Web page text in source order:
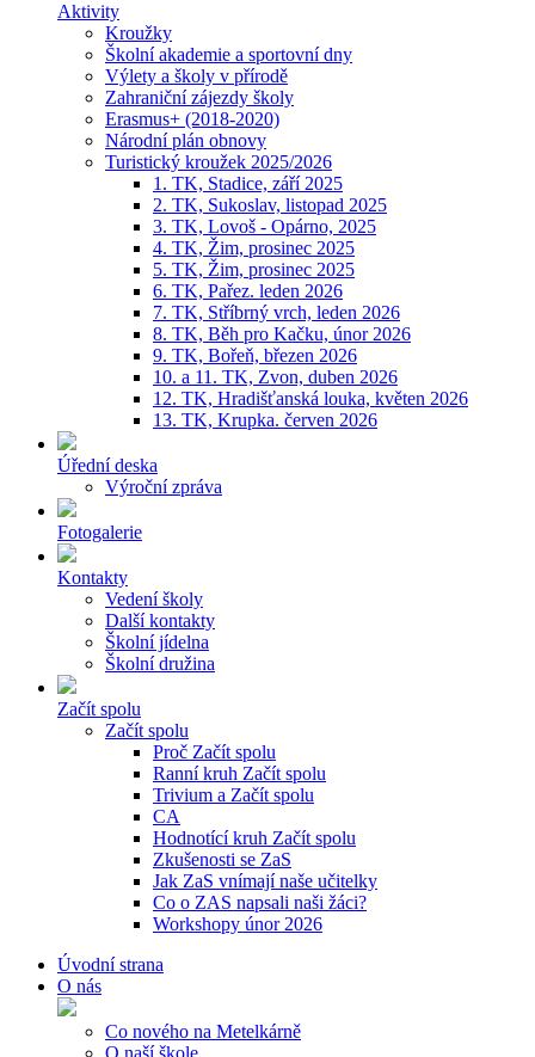
Aktivity
Kroužky
Školní akademie a sportovní dny
Výlety a školy v přírodě
Zahraniční zájezdy školy
Erasmus+ (2018-2020)
Národní plán obnovy
Turistický kroužek 2025/2026
1. TK, Stadice, září 2025
2. TK, Sukoslav, listopad 2025
3. TK, Lovoš - Opárno, 2025
4. TK, Žim, prosinec 2025
5. TK, Žim, prosinec 2025
6. TK, Pařez. leden 2026
7. TK, Stříbrný vrch, leden 2026
8. TK, Běh pro Kačku, únor 2026
9. TK, Bořeň, březen 2026
10. a 11. TK, Zvon, duben 2026
12. TK, Hradišťanská louka, květen 2026
13. TK, Krupka. červen 2026
Úřední deska
Výroční zpráva
Fotogalerie
Kontakty
Vedení školy
Další kontakty
Školní jídelna
Školní družina
Začít spolu
Začít spolu
Proč Začít spolu
Ranní kruh Začít spolu
Trivium a Začít spolu
CA
Hodnotící kruh Začít spolu
Zkušenosti se ZaS
Jak ZaS vnímají naše učitelky
Co o ZAS napsali naši žáci?
Workshopy únor 2026
Úvodní strana
O nás
Co nového na Metelkárně
O naší škole